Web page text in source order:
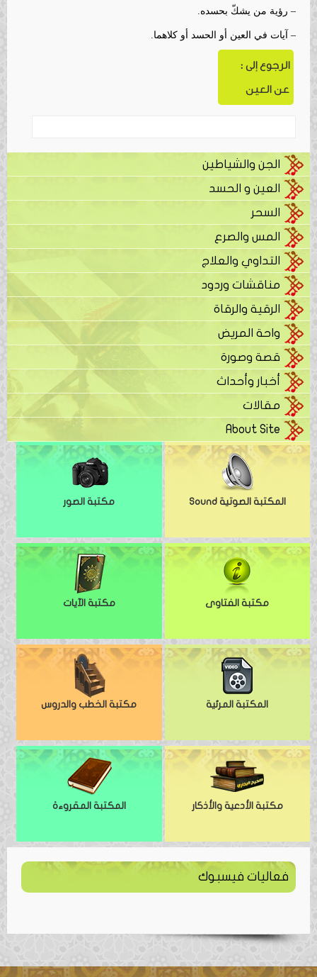
– رؤية من يشكّ بحسده.
– آيات في العين أو الحسد أو كلاهما.
الرجوع إلى :
عن العين
الجن والشياطين
العين و الحسد
السحر
المس والصرع
التداوي والعلاج
مناقشات وردود
الرقية والرقاة
واحة المريض
قصة وصورة
أخبار وأحداث
مقالات
About Site
المكتبة الصوتية Sound مكتبة الصور
مكتبة الفتاوى مكتبة الآيات
المكتبة المرئية مكتبة الخطب والدروس
مكتبة الأدعية والأذكار المكتبة المقروءة
فعاليات فيسبوك